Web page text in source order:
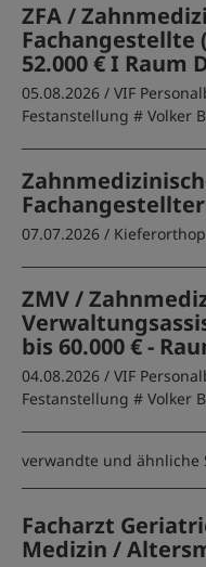
ZFA /
Fachangestellte
52.000 € I Raum
05.08.2026 / VIF
Festanstellung # Volker
07.07.2026 /
ZMV /
bis 60.000 € -
04.08.2026 / VIF
Festanstellung # Volker
verwandte und ähnliche
Facharzt
Medizin /